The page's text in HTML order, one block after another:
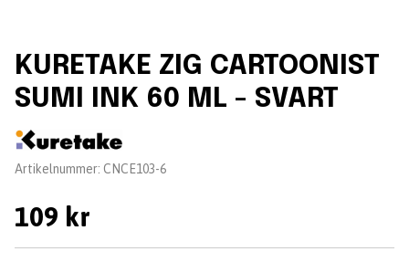
KURETAKE ZIG CARTOONIST
SUMI INK 60 ML - SVART
Leverantör:
Artikelnummer: CNCE103-6
109 kr